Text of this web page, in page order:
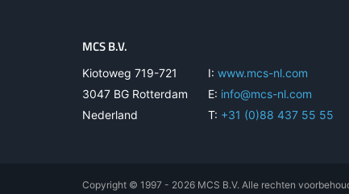
MCS B.V.
Kiotoweg 719-721
3047 BG Rotterdam
Nederland
I: www.mcs-nl.com
E: info@mcs-nl.com
T: +31 (0)88 437 55 55
Copyright © 1997 - 2026 MCS B.V. Alle rechten